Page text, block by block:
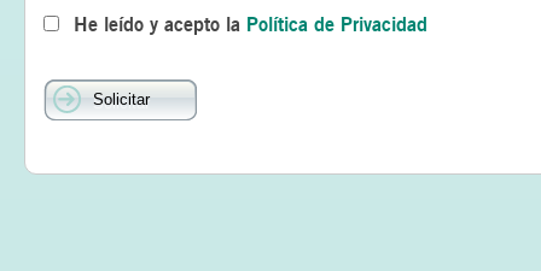
He leído y acepto la Política de Privacidad